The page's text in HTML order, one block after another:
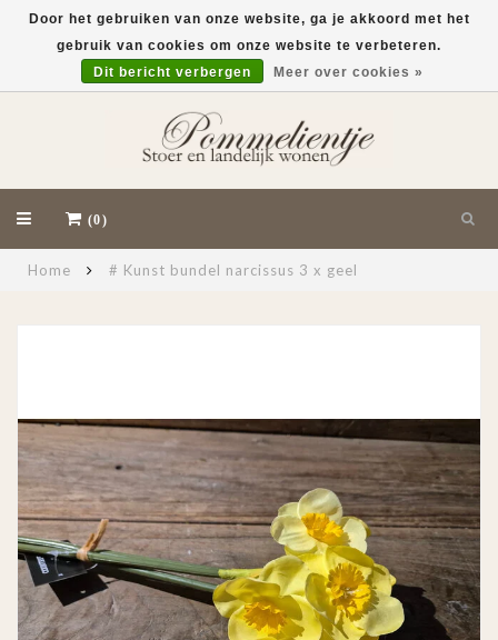
(0)
Home # Kunst bundel narcissus 3 x geel
Door het gebruiken van onze website, ga je akkoord met het
gebruik van cookies om onze website te verbeteren.
Dit bericht verbergen
Meer over cookies »